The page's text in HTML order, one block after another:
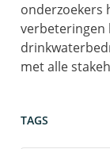
onderzoekers
verbeteringen
met alle
TAGS